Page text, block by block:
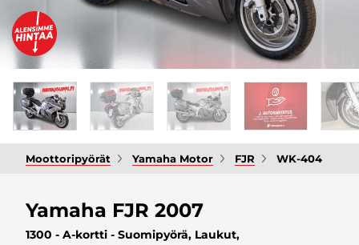
Moottoripyörät Yamaha Motor FJR WK-404
Yamaha FJR 2007
1300 - A-kortti - Suomipyörä, Laukut,